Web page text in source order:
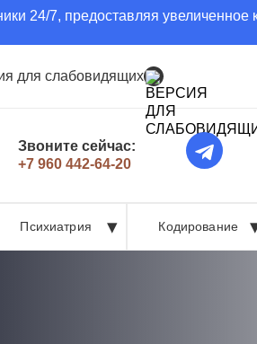
24/7, предоставляя увеличенное
для слабовидящих
Звоните сейчас:
+7 960 442-64-20
Психиатрия Кодирование